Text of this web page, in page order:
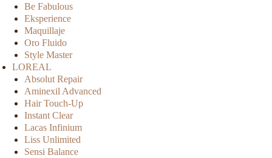
Be Fabulous
Eksperience
Maquillaje
Oro Fluido
Style Master
LOREAL
Absolut Repair
Aminexil Advanced
Hair Touch-Up
Instant Clear
Lacas Infinium
Liss Unlimited
Sensi Balance